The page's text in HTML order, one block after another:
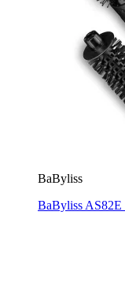
BaByliss
BaByliss AS82E